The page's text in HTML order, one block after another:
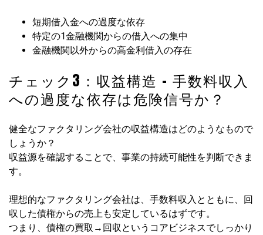
短期借入金への過度な依存
特定の1金融機関からの借入への集中
金融機関以外からの高金利借入の存在
チェック3：収益構造 – 手数料収入
への過度な依存は危険信号か？
健全なファクタリング会社の収益構造はどのようなもので
しょうか？
収益源を確認することで、事業の持続可能性を判断できま
す。
理想的なファクタリング会社は、手数料収入とともに、回
収した債権からの売上も安定しているはずです。
つまり、債権の買取→回収というコアビジネスでしっかり